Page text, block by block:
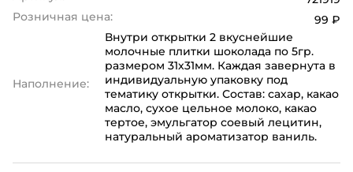
Розничная цена:
99 ₽
Наполнение:
Внутри открытки 2 вкуснейшие
молочные плитки шоколада по 5гр.
размером 31х31мм. Каждая завернута в
индивидуальную упаковку под
тематику открытки. Состав: сахар, какао
масло, сухое цельное молоко, какао
тертое, эмульгатор соевый лецитин,
натуральный ароматизатор ваниль.